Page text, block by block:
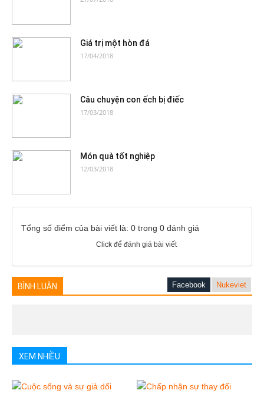
Giá trị một hòn đá
17/04/2018
Câu chuyện con ếch bị điếc
17/03/2018
Món quà tốt nghiệp
12/03/2018
Tổng số điểm của bài viết là: 0 trong 0 đánh giá
Click để đánh giá bài viết
Facebook Nukeviet
BÌNH LUẬN
XEM NHIỀU